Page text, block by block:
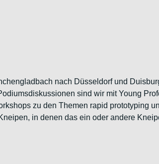
nach Düsseldorf und
sind wir mit Young
zu den Themen rapid prototyping
in denen das ein oder andere